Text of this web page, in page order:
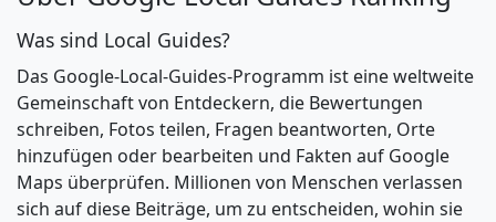
Was sind Local Guides?
Das Google-Local-Guides-Programm ist eine weltweite
Gemeinschaft von Entdeckern, die Bewertungen
schreiben, Fotos teilen, Fragen beantworten, Orte
hinzufügen oder bearbeiten und Fakten auf Google
Maps überprüfen. Millionen von Menschen verlassen
sich auf diese Beiträge, um zu entscheiden, wohin sie